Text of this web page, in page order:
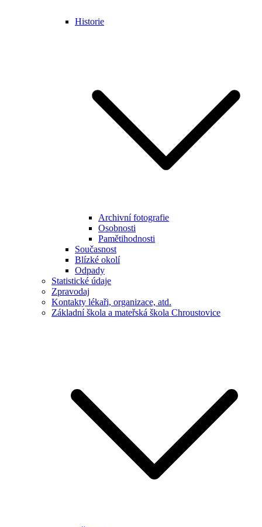
Historie
Archivní fotografie
Osobnosti
Pamětihodnosti
Současnost
Blízké okolí
Odpady
Statistické údaje
Zpravodaj
Kontakty lékaři, organizace, atd.
Základní škola a mateřská škola Chroustovice